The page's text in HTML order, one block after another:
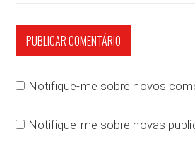
Notifique-me sobre novos
Notifique-me sobre novas